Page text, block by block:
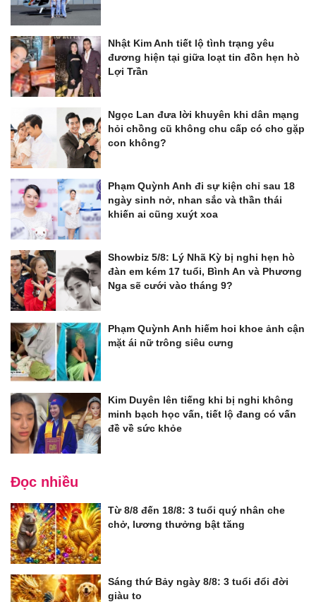
Nhật Kim Anh tiết lộ tình trạng yêu
đương hiện tại giữa loạt tin đồn hẹn hò
Lợi Trần
Ngọc Lan đưa lời khuyên khi dân mạng
hỏi chồng cũ không chu cấp có cho gặp
con không?
Phạm Quỳnh Anh đi sự kiện chỉ sau 18
ngày sinh nở, nhan sắc và thần thái
khiến ai cũng xuýt xoa
Showbiz 5/8: Lý Nhã Kỳ bị nghi hẹn hò
đàn em kém 17 tuổi, Bình An và Phương
Nga sẽ cưới vào tháng 9?
Phạm Quỳnh Anh hiếm hoi khoe ảnh cận
mặt ái nữ trông siêu cưng
Kim Duyên lên tiếng khi bị nghi không
minh bạch học vấn, tiết lộ đang có vấn
đề về sức khỏe
Đọc nhiều
Từ 8/8 đến 18/8: 3 tuổi quý nhân che
chở, lương thưởng bật tăng
Sáng thứ Bảy ngày 8/8: 3 tuổi đổi đời
giàu to